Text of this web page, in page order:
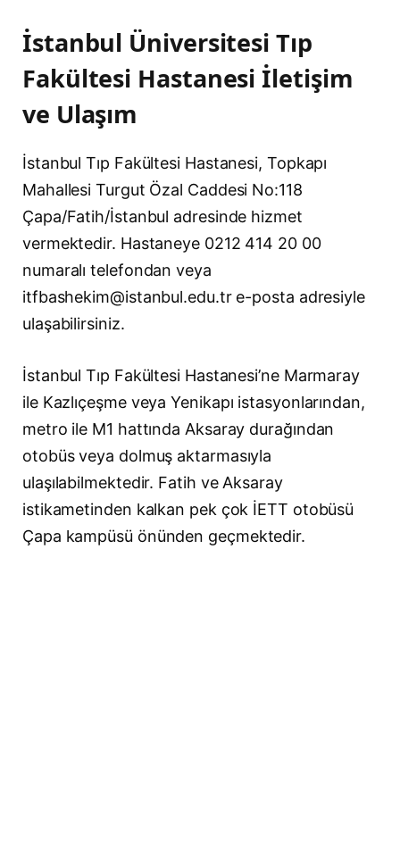
İstanbul Üniversitesi Tıp
Fakültesi Hastanesi İletişim
ve Ulaşım
İstanbul Tıp Fakültesi Hastanesi, Topkapı
Mahallesi Turgut Özal Caddesi No:118
Çapa/Fatih/İstanbul adresinde hizmet
vermektedir. Hastaneye 0212 414 20 00
numaralı telefondan veya
itfbashekim@istanbul.edu.tre-posta adresiyle
ulaşabilirsiniz.
İstanbul Tıp Fakültesi Hastanesi’ne Marmaray
ile Kazlıçeşme veya Yenikapı istasyonlarından,
metro ile M1 hattında Aksaray durağından
otobüs veya dolmuş aktarmasıyla
ulaşılabilmektedir. Fatih ve Aksaray
istikametinden kalkan pek çok İETT otobüsü
Çapa kampüsü önünden geçmektedir.